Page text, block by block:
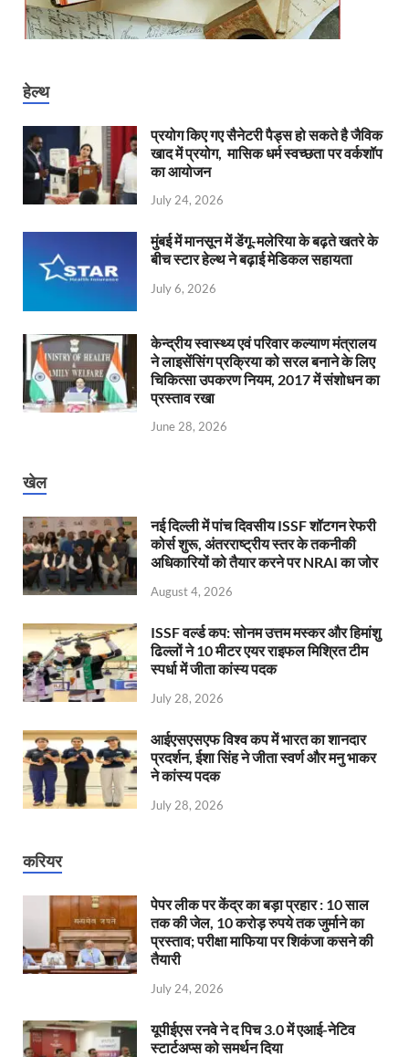
हेल्थ
प्रयोग किए गए सैनेटरी पैड्स हो सकते है जैविक
खाद में प्रयोग, मासिक धर्म स्वच्छता पर वर्कशॉप
का आयोजन
July 24, 2026
मुंबई में मानसून में डेंगू-मलेरिया के बढ़ते खतरे के
बीच स्टार हेल्थ ने बढ़ाई मेडिकल सहायता
July 6, 2026
केन्‍द्रीय स्वास्थ्य एवं परिवार कल्याण मंत्रालय
ने लाइसेंसिंग प्रक्रिया को सरल बनाने के लिए
चिकित्सा उपकरण नियम, 2017 में संशोधन का
प्रस्ताव रखा
June 28, 2026
खेल
नई दिल्ली में पांच दिवसीय ISSF शॉटगन रेफरी
कोर्स शुरू, अंतरराष्ट्रीय स्तर के तकनीकी
अधिकारियों को तैयार करने पर NRAI का जोर
August 4, 2026
ISSF वर्ल्ड कप: सोनम उत्तम मस्कर और हिमांशु
ढिल्लों ने 10 मीटर एयर राइफल मिश्रित टीम
स्पर्धा में जीता कांस्य पदक
July 28, 2026
आईएसएसएफ विश्व कप में भारत का शानदार
प्रदर्शन, ईशा सिंह ने जीता स्वर्ण और मनु भाकर
ने कांस्य पदक
July 28, 2026
करियर
पेपर लीक पर केंद्र का बड़ा प्रहार : 10 साल
तक की जेल, 10 करोड़ रुपये तक जुर्माने का
प्रस्ताव; परीक्षा माफिया पर शिकंजा कसने की
तैयारी
July 24, 2026
यूपीईएस रनवे ने द पिच 3.0 में एआई-नेटिव
स्टार्टअप्स को समर्थन दिया